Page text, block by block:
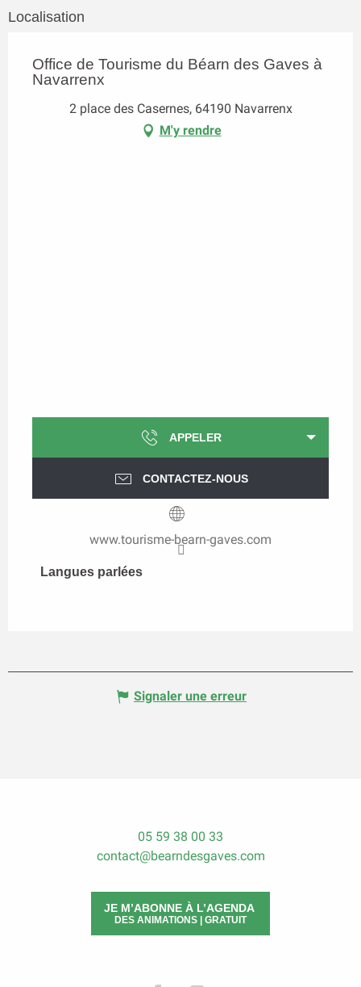
Localisation
Office de Tourisme du Béarn des Gaves à
Navarrenx
2 place des Casernes, 64190 Navarrenx
M'y rendre
APPELER
CONTACTEZ-NOUS
www.tourisme-bearn-gaves.com
Langues parlées
Langues parlées
Signaler une erreur
05 59 38 00 33
contact@bearndesgaves.com
JE M’ABONNE À L’AGENDA
DES ANIMATIONS | GRATUIT